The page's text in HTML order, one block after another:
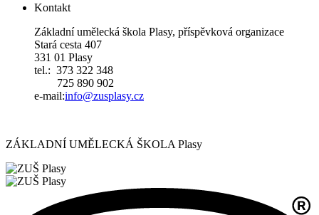
Kontakt
Základní umělecká škola Plasy, příspěvková organizace
Stará cesta 407
331 01 Plasy
tel.: 373 322 348
725 890 902
e-mail:info@zusplasy.cz
ZÁKLADNÍ UMĚLECKÁ ŠKOLA Plasy